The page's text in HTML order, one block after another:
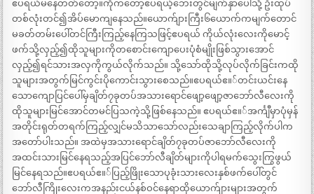
ဧပရယ်မနေတတ်တော့။ကိုကတော့ဧပရယ့်ဘေးတွင်မျက်နှာပေါ်သို့ ဦးထုပ်
တစ်လုံးတင်၍အိပ်မောကျနေသည်။ယောက်ျားကြီး၆ယောက်ကမျက်တောင်
မခတ်တမ်းပေါ်တင်ကြီးကြည့်နေကြသဖြင့်ဧပရယ် ကိုယ်လုံးလေးကိုမောင့်
ဖက်သို့လှည့်၍ထိုသူများကိုတစောင်းကျောပေးပုံစံမျိုးဖြစ်သွားအောင်
လှည့်၍ရင်သားအလှကိုကွယ်လိုက်သည်။ သို့သော်ထိုသို့လုပ်လိုက်ခြင်းကထို
သူများအတွက်မြင်ကွင်းပိုကောင်းသွားစေသည်။ဧပရယ်ဧ။်တင်းယင်းနေ
သောကျောပြင်ပေါ်မှချိတ်၇ခုတပ်အသားရောင်ဖျော့ဖျော့ဇာဘော်လီလေးကို
ထိုသူများမြင်အောင်တမင်ပြသကဲ့သို့ဖြစ်နေသည်။ ဧပရယ်ဧ။်အင်္ကျီမှာပုံမှန်
အတိုင်းရုတ်တရက်ကြည့်လျှင်မသိသာသော်လည်းသေချာကြည့်လိုက်ပါက
အတော်ပါးသည်။ အထဲမှအသားရောင်ချိတ်၇ခုတပ်ဇာဘော်လီလေးကို
အထင်းသားမြင်နေရသည့်အပြင်ဘော်လီချိတ်များကိုပါရမက်သွေးကြွဖွယ်
မြင်နေရသည်။ဧပရယ်ဧ။်ပြည့်ဖြိုးသောပုခုံးသားလေးနှစ်ဖက်ပေါ်တွင်
ဘော်လီကြိုးလေးကအနည်းငယ်နစ်ဝင်နေရာထိုယောက်ျားများအတွက်